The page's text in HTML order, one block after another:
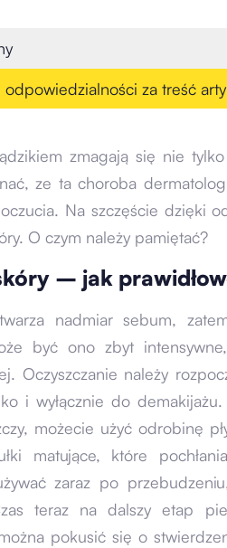
za treść
zmagają się nie
ze ta choroba
Na szczęście dzięki
O czym należy pamiętać?
– jak
nadmiar sebum,
być ono zbyt
Oczyszczanie należy
i wyłącznie do
możecie użyć odrobinę
matujące, które
zaraz po
teraz na dalszy etap
pokusić się o